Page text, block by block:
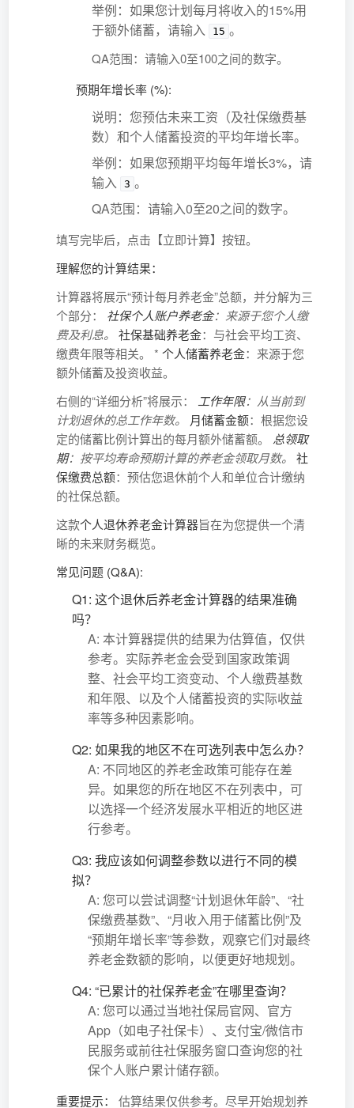
举例：如果您计划每月将收入的15%用
于额外储蓄，请输入
15 。
QA范围：请输入0至100之间的数字。
预期年增长率 (%):
说明：您预估未来工资（及社保缴费基
数）和个人储蓄投资的平均年增长率。
举例：如果您预期平均每年增长3%，请
输入
3 。
QA范围：请输入0至20之间的数字。
填写完毕后，点击【立即计算】按钮。
理解您的计算结果：
计算器将展示“预计每月养老金”总额，并分解为三
个部分： 社保个人账户养老金：来源于您个人缴
费及利息。 社保基础养老金：与社会平均工资、
缴费年限等相关。 * 个人储蓄养老金：来源于您
额外储蓄及投资收益。
右侧的“详细分析”将展示：
工作年限：从当前到
计划退休的总工作年数。 月储蓄金额：根据您设
定的储蓄比例计算出的每月额外储蓄额。 总领取
期：按平均寿命预期计算的养老金领取月数。 社
保缴费总额：预估您退休前个人和单位合计缴纳
的社保总额。
这款个人退休养老金计算器旨在为您提供一个清
晰的未来财务概览。
常见问题 (Q&A):
Q1: 这个退休后养老金计算器的结果准确
吗？
A: 本计算器提供的结果为估算值，仅供
参考。实际养老金会受到国家政策调
整、社会平均工资变动、个人缴费基数
和年限、以及个人储蓄投资的实际收益
率等多种因素影响。
Q2: 如果我的地区不在可选列表中怎么办？
A: 不同地区的养老金政策可能存在差
异。如果您的所在地区不在列表中，可
以选择一个经济发展水平相近的地区进
行参考。
Q3: 我应该如何调整参数以进行不同的模
拟？
A: 您可以尝试调整“计划退休年龄”、“社
保缴费基数”、“月收入用于储蓄比例”及
“预期年增长率”等参数，观察它们对最终
养老金数额的影响，以便更好地规划。
Q4: “已累计的社保养老金”在哪里查询？
A: 您可以通过当地社保局官网、官方
App（如电子社保卡）、支付宝/微信市
民服务或前往社保服务窗口查询您的社
保个人账户累计储存额。
重要提示： 估算结果仅供参考。尽早开始规划养